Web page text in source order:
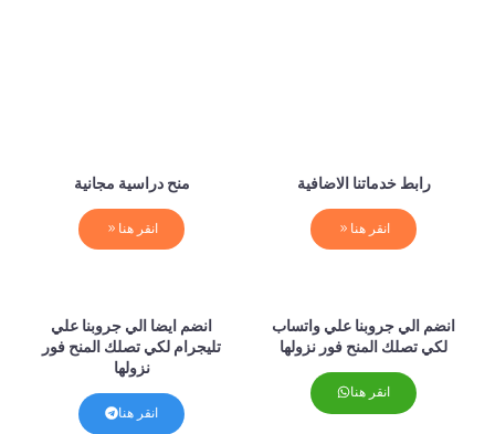
رابط خدماتنا الاضافية
انقر هنا
منح دراسية مجانية
انقر هنا
انضم الي جروبنا علي واتساب
لكي تصلك المنح فور نزولها
انقر هنا
انضم ايضا الي جروبنا علي
تليجرام لكي تصلك المنح فور
نزولها
انقر هنا